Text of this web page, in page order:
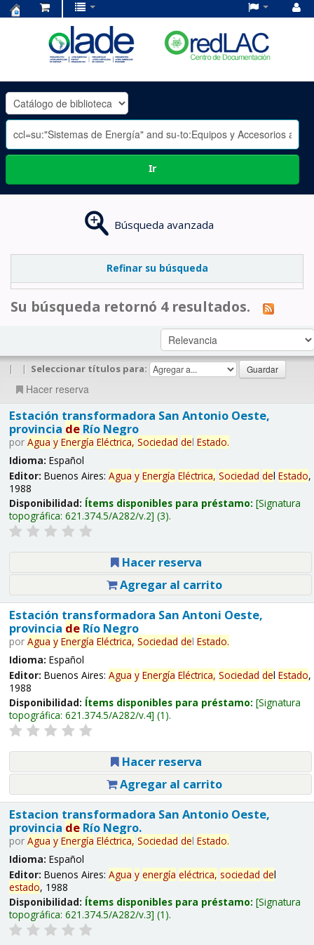
OLADE
-
Ir
Búsqueda avanzada
Refinar su búsqueda
Su búsqueda retornó 4 resultados.
| | Seleccionar títulos para:
Hacer reserva
Estación transformadora San Antonio Oeste,
provincia deRío Negro
por Agua y Energía Eléctrica, Sociedad del Estado.
Idioma: Español
Editor: Buenos Aires: Agua y Energía Eléctrica, Sociedad del Estado,
1988
Disponibilidad: Ítems disponibles para préstamo: Signatura
topográfica: 621.374.5/A282/v.2 (3).
Hacer reserva
Agregar al carrito
Estación transformadora San Antoni Oeste,
provincia deRío Negro
por Agua y Energía Eléctrica, Sociedad del Estado.
Idioma: Español
Editor: Buenos Aires: Agua y Energía Eléctrica, Sociedad del Estado,
1988
Disponibilidad: Ítems disponibles para préstamo: Signatura
topográfica: 621.374.5/A282/v.4 (1).
Hacer reserva
Agregar al carrito
Estacion transformadora San Antonio Oeste,
provincia deRío Negro.
por Agua y Energía Eléctrica, Sociedad del Estado.
Idioma: Español
Editor: Buenos Aires: Agua y energía eléctrica, sociedad del
estado, 1988
Disponibilidad: Ítems disponibles para préstamo: Signatura
topográfica: 621.374.5/A282/v.3 (1).